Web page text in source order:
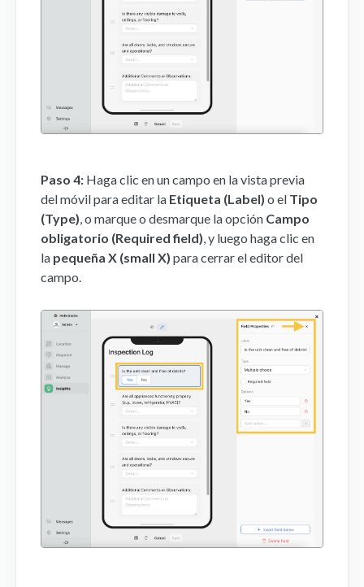
Paso 4: Haga clic en un campo en la vista previa
del móvil para editar la Etiqueta (Label) o el Tipo
(Type), o marque o desmarque la opción Campo
obligatorio (Required field), y luego haga clic en
la pequeña X (small X) para cerrar el editor del
campo.